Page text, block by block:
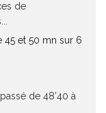
de
45 et 50 mn sur 6
de 48’40 à